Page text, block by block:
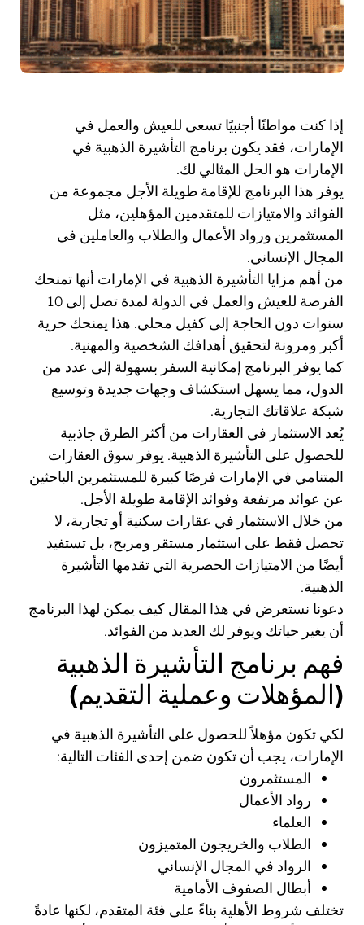
إذا كنت مواطنًا أجنبيًا تسعى للعيش والعمل في
الإمارات، فقد يكون برنامج التأشيرة الذهبية في
الإمارات هو الحل المثالي لك.
يوفر هذا البرنامج للإقامة طويلة الأجل مجموعة من
الفوائد والامتيازات للمتقدمين المؤهلين، مثل
المستثمرين ورواد الأعمال والطلاب والعاملين في
المجال الإنساني.
من أهم مزايا التأشيرة الذهبية في الإمارات أنها تمنحك
الفرصة للعيش والعمل في الدولة لمدة تصل إلى 10
سنوات دون الحاجة إلى كفيل محلي. هذا يمنحك حرية
أكبر ومرونة لتحقيق أهدافك الشخصية والمهنية.
كما يوفر البرنامج إمكانية السفر بسهولة إلى عدد من
الدول، مما يسهل استكشاف وجهات جديدة وتوسيع
شبكة علاقاتك التجارية.
يُعد الاستثمار في العقارات من أكثر الطرق جاذبية
للحصول على التأشيرة الذهبية. يوفر سوق العقارات
المتنامي في الإمارات فرصًا كبيرة للمستثمرين الباحثين
عن عوائد مرتفعة وفوائد الإقامة طويلة الأجل.
من خلال الاستثمار في عقارات سكنية أو تجارية، لا
تحصل فقط على استثمار مستقر ومربح، بل تستفيد
أيضًا من الامتيازات الحصرية التي تقدمها التأشيرة
الذهبية.
دعونا نستعرض في هذا المقال كيف يمكن لهذا البرنامج
أن يغير حياتك ويوفر لك العديد من الفوائد.
فهم برنامج التأشيرة الذهبية
(المؤهلات وعملية التقديم)
لكي تكون مؤهلاً للحصول على التأشيرة الذهبية في
الإمارات، يجب أن تكون ضمن إحدى الفئات التالية:
المستثمرون
رواد الأعمال
العلماء
الطلاب والخريجون المتميزون
الرواد في المجال الإنساني
أبطال الصفوف الأمامية
تختلف شروط الأهلية بناءً على فئة المتقدم، لكنها عادةً